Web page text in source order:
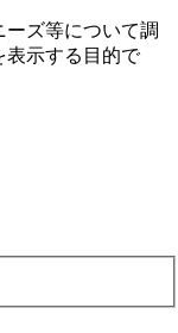
ズ等について調
表⽰する⽬的で